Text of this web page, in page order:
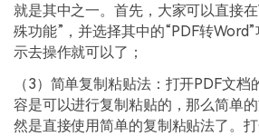
就是其中之一。首先，大家可以直接
殊功能”，并选择其中的“PDF转
示去操作就可以了；
（3）简单复制粘贴法：打开PDF文
容是可以进行复制粘贴的，那么简单
然是直接使用简单的复制粘贴法了。